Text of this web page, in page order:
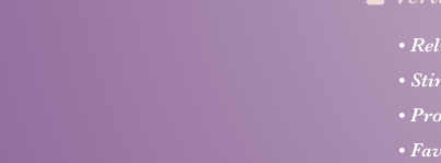
•
•
•
•